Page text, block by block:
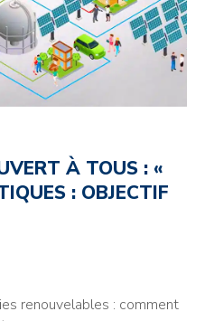
À TOUS : «
: OBJECTIF
renouvelables : comment